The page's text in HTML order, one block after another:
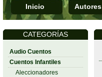
Inicio Autores
CATEGORÍAS
Audio Cuentos
Cuentos Infantiles
Aleccionadores